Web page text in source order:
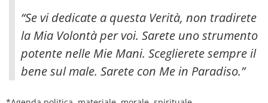
“Se vi dedicate a questa Verità, non tradirete
la Mia Volontà per voi. Sarete uno strumento
potente nelle Mie Mani. Sceglierete sempre il
bene sul male. Sarete con Me in Paradiso.”